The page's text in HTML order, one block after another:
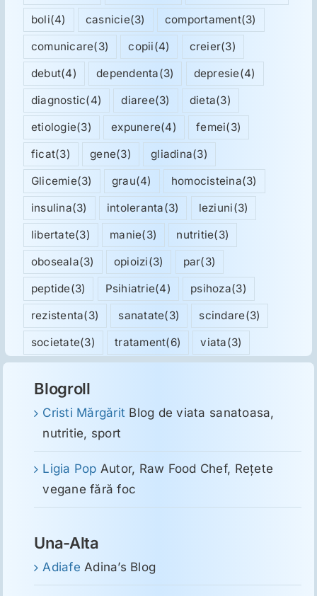
boli(4) casnicie(3) comportament(3)
comunicare(3) copii(4) creier(3)
debut(4) dependenta(3) depresie(4)
diagnostic(4) diaree(3) dieta(3)
etiologie(3) expunere(4) femei(3)
ficat(3) gene(3) gliadina(3)
Glicemie(3) grau(4) homocisteina(3)
insulina(3) intoleranta(3) leziuni(3)
libertate(3) manie(3) nutritie(3)
oboseala(3) opioizi(3) par(3)
peptide(3) Psihiatrie(4) psihoza(3)
rezistenta(3) sanatate(3) scindare(3)
societate(3) tratament(6) viata(3)
Blogroll
Cristi Mărgărit Blog de viata sanatoasa,
nutritie, sport
Ligia Pop Autor, Raw Food Chef, Reţete
vegane fără foc
Una-Alta
Adiafe Adina’s Blog